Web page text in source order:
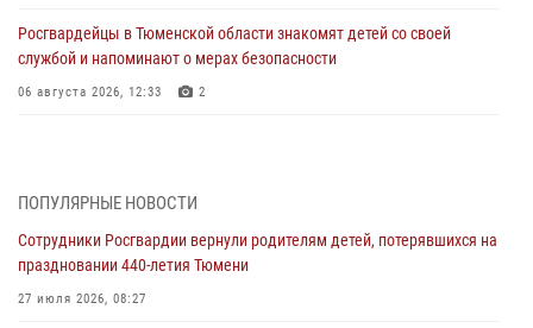
Росгвардейцы в Тюменской области знакомят детей со своей
службой и напоминают о мерах безопасности
06 августа 2026, 12:33 2
06 августа 2026, 04:41 3
Росгвардейцы в Тюменской области почтили память генерала
армии Ивана Кирилловича Яковлева
05 августа 2026, 11:03
ПОПУЛЯРНЫЕ НОВОСТИ
Сотрудники Росгвардии вернули родителям детей, потерявшихся на
праздновании 440-летия Тюмени
27 июля 2026, 08:27